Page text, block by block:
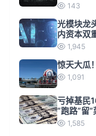
143
光模块龙
内资本双
1,945
惊天大瓜
1,091
亏掉基民
“跑路”留
1,585